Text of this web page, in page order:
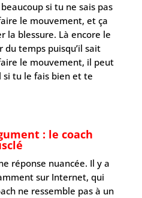
si tu ne sais pas
le mouvement, et ça
la blessure. Là encore le
du temps puisqu’il sait
le mouvement, il peut
tu le fais bien et te
: le coach
réponse nuancée. Il y a
sur Internet, qui
ne ressemble pas à un